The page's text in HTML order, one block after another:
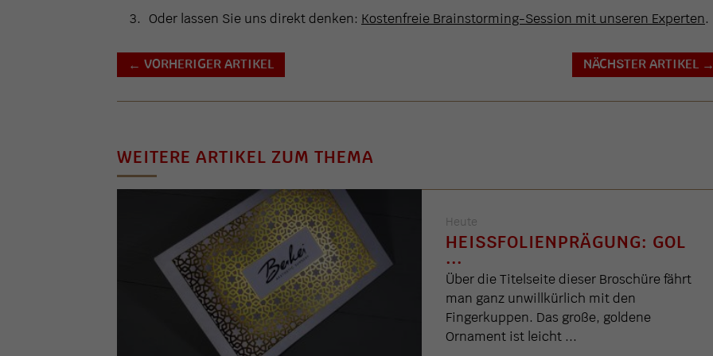
Oder lassen Sie uns direkt denken: Kostenfreie Brainstorming-Session mit unseren Experten.
← VORHERIGER ARTIKEL NÄCHSTER ARTIKEL
WEITERE ARTIKEL ZUM THEMA
Heute
HEISSFOLIENPRÄGUNG: GOL .
..
Über die Titelseite dieser Broschüre fährt
man ganz unwillkürlich mit den
Fingerkuppen. Das große, goldene
Ornament ist leicht ...